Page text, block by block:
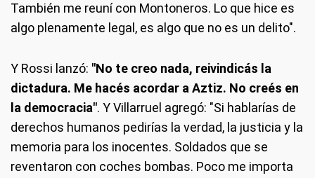
También me reuní con Montoneros. Lo que hice es
algo plenamente legal, es algo que no es un delito".
Y Rossi lanzó: "No te creo nada, reivindicás la
dictadura. Me hacés acordar a Aztiz. No creés en
la democracia". Y Villarruel agregó: "Si hablarías de
derechos humanos pedirías la verdad, la justicia y la
memoria para los inocentes. Soldados que se
reventaron con coches bombas. Poco me importa